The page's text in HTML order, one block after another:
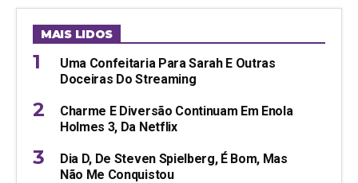
MAIS LIDOS
Uma Confeitaria Para Sarah E Outras
Doceiras Do Streaming
Charme E Diversão Continuam Em Enola
Holmes 3, Da Netflix
Dia D, De Steven Spielberg, É Bom, Mas
Não Me Conquistou